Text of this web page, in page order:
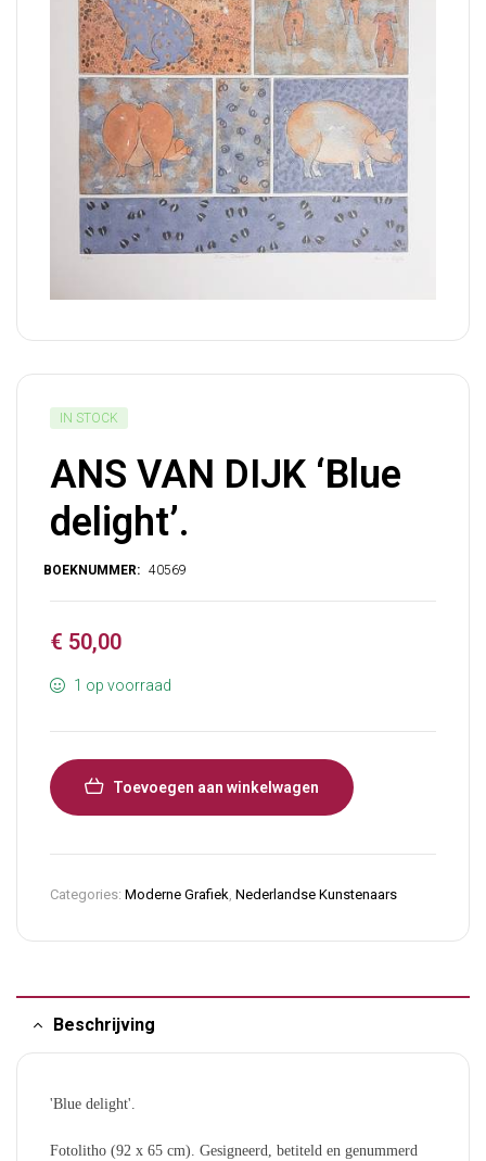
IN STOCK
ANS VAN DIJK ‘Blue
delight’.
€ 50,00
1 op voorraad
Toevoegen aan winkelwagen
Categories: Moderne Grafiek, Nederlandse Kunstenaars
Beschrijving
'Blue delight'.
Fotolitho (92 x 65 cm). Gesigneerd, betiteld en genummerd